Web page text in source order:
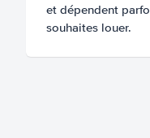
et dépendent
souhaites louer.